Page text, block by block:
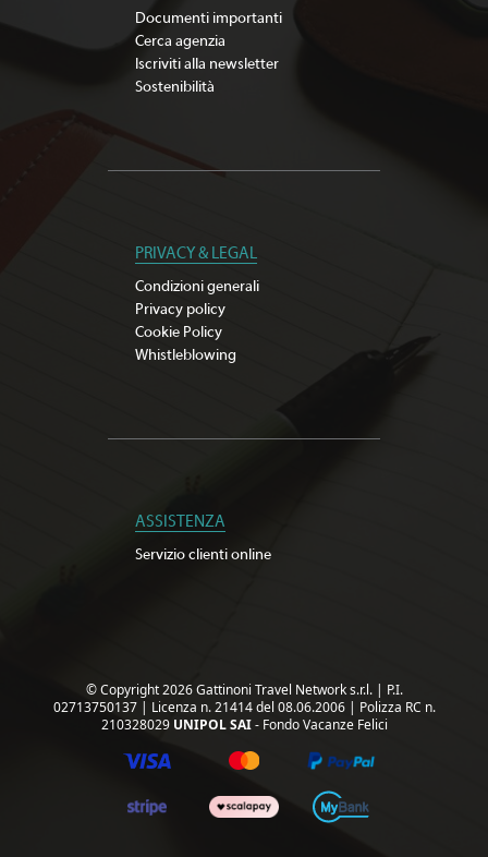
Documenti importanti
Cerca agenzia
Iscriviti alla newsletter
Sostenibilità
PRIVACY & LEGAL
Condizioni generali
Privacy policy
Cookie Policy
Whistleblowing
ASSISTENZA
Servizio clienti online
© Copyright 2026 Gattinoni Travel Network s.r.l. | P.I.
02713750137 | Licenza n. 21414 del 08.06.2006 | Polizza RC n.
210328029 UNIPOL SAI- Fondo Vacanze Felici